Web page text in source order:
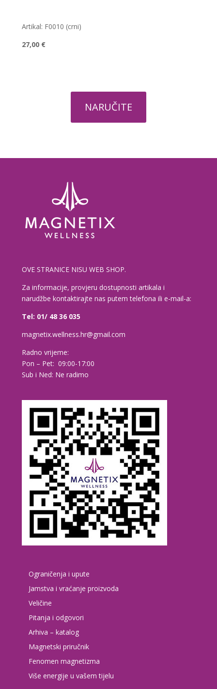
Artikal: F0010 (crni)
27,00 €
NARUČITE
OVE STRANICE NISU WEB SHOP.
Za informacije, provjeru dostupnosti artikala i
narudžbe kontaktirajte nas putem telefona ili e-mail-a:
Tel: 01/ 48 36 035
magnetix.wellness.hr@gmail.com
Radno vrijeme:
Pon – Pet: 09:00-17:00
Sub i Ned: Ne radimo
Ograničenja i upute
Jamstva i vraćanje proizvoda
Veličine
Pitanja i odgovori
Arhiva – katalog
Magnetski priručnik
Fenomen magnetizma
Više energije u vašem tijelu